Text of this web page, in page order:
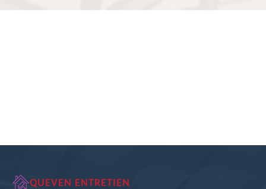
QUEVEN ENTRETIEN